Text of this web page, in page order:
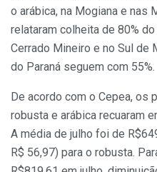
o arábica, na Mogiana e nas
relataram colheita de 80%
Cerrado Mineiro e no Sul de
do Paraná seguem com 55%.
De acordo com o Cepea,
robusta e arábica recuaram
A média de julho foi de
R$ 56,97) para o robusta.